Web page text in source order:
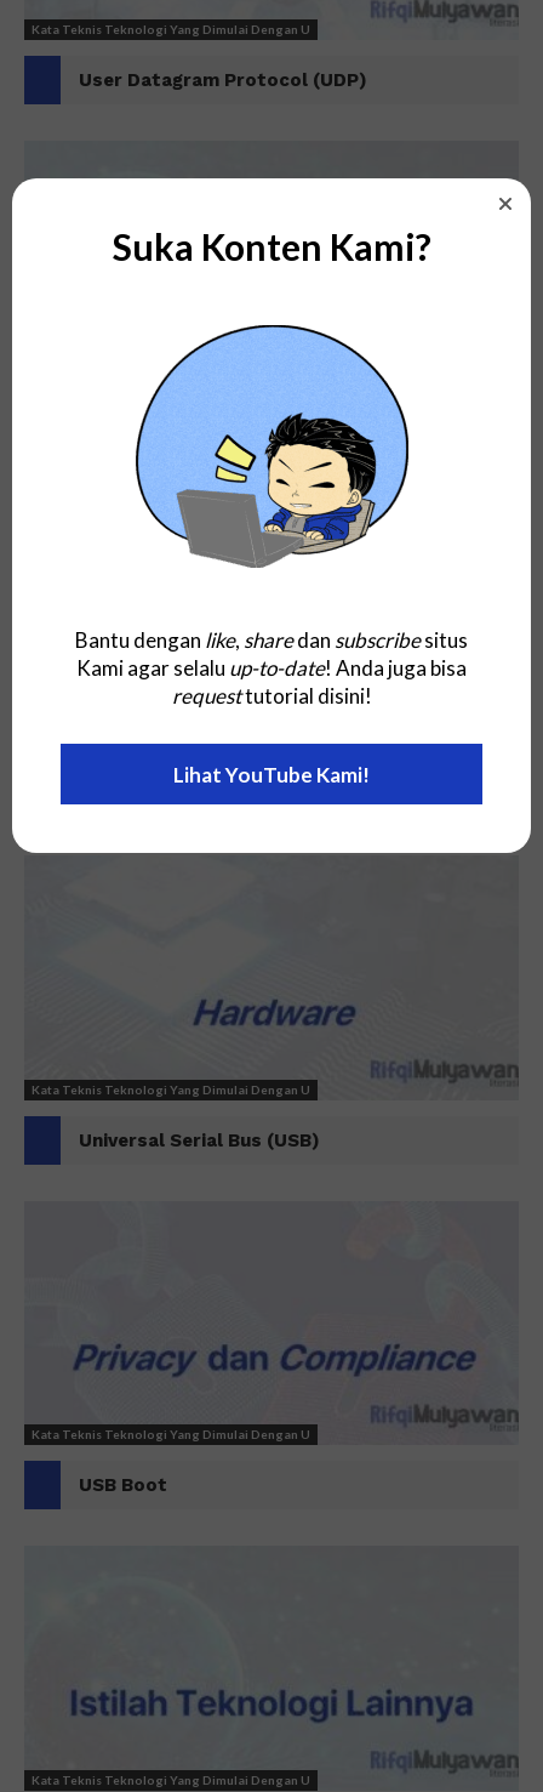
Kata Teknis Teknologi Yang Dimulai Dengan U
User Datagram Protocol (UDP)
Kata Teknis Teknologi Yang Dimulai Dengan U
User Principal Name (UPN)
Universal Description Discovery and
Kata Teknis Teknologi Yang Dimulai Dengan U
Universal Serial Bus (USB)
Kata Teknis Teknologi Yang Dimulai Dengan U
USB Boot
Kata Teknis Teknologi Yang Dimulai Dengan U
Suka Konten Kami?
Bantu dengan like, sharedan subscribesitus
Kami agar selalu up-to-date! Anda juga bisa
requesttutorial disini!
Lihat YouTube Kami!